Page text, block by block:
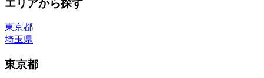
エリアから探す
東京都
埼玉県
東京都